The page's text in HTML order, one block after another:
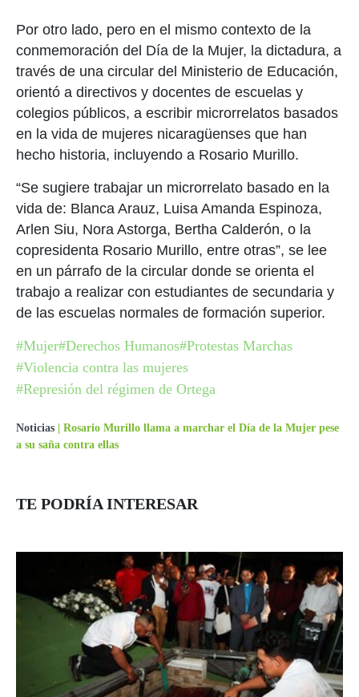
Por otro lado, pero en el mismo contexto de la
conmemoración del Día de la Mujer, la dictadura, a
través de una circular del Ministerio de Educación,
orientó a directivos y docentes de escuelas y
colegios públicos, a escribir microrrelatos basados
en la vida de mujeres nicaragüenses que han
hecho historia, incluyendo a Rosario Murillo.
“Se sugiere trabajar un microrrelato basado en la
vida de: Blanca Arauz, Luisa Amanda Espinoza,
Arlen Siu, Nora Astorga, Bertha Calderón, o la
copresidenta Rosario Murillo, entre otras”, se lee
en un párrafo de la circular donde se orienta el
trabajo a realizar con estudiantes de secundaria y
de las escuelas normales de formación superior.
#Mujer#Derechos Humanos#Protestas Marchas
#Violencia contra las mujeres
#Represión del régimen de Ortega
Noticias
Rosario Murillo llama a marchar el Día de la Mujer pese
a su saña contra ellas
TE PODRÍA INTERESAR